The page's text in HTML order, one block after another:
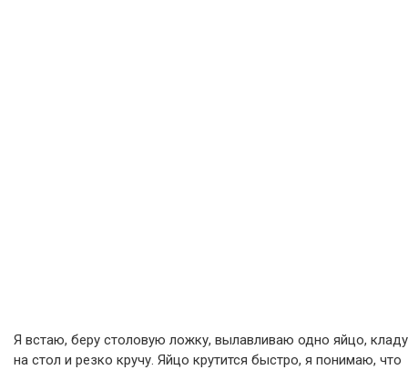
Я встаю, беру столовую ложку, вылавливаю одно яйцо, кладу
на стол и резко кручу. Яйцо крутится быстро, я понимаю, что